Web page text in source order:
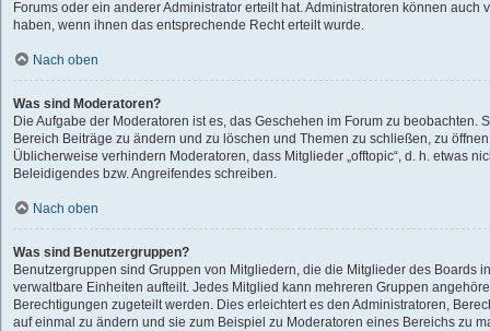
Forums oder ein anderer Administrator erteilt hat. Administratoren können
haben, wenn ihnen das entsprechende Recht erteilt wurde.
Nach oben
Was sind Moderatoren?
Die Aufgabe der Moderatoren ist es, das Geschehen im Forum zu beobachten.
Bereich Beiträge zu ändern und zu löschen und Themen zu schließen, zu
Üblicherweise verhindern Moderatoren, dass Mitglieder „offtopic“, d. h. etwas
Beleidigendes bzw. Angreifendes schreiben.
Nach oben
Was sind Benutzergruppen?
Benutzergruppen sind Gruppen von Mitgliedern, die die Mitglieder des Boards
verwaltbare Einheiten aufteilt. Jedes Mitglied kann mehreren Gruppen
Berechtigungen zugeteilt werden. Dies erleichtert es den Administratoren,
auf einmal zu ändern und sie zum Beispiel zu Moderatoren eines Bereichs zu